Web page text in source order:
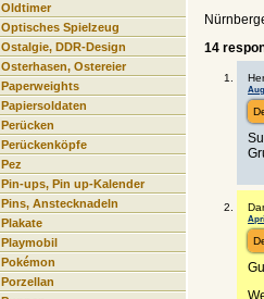
14
Oldtimer
Optisches Spielzeug
Ostalgie, DDR-Design
Osterhasen, Ostereier
Paperweights
Papiersoldaten
Perücken
Perückenköpfe
Pez
Pin-ups, Pin up-Kalender
Pins, Anstecknadeln
Plakate
Playmobil
Pokémon
Porzellan